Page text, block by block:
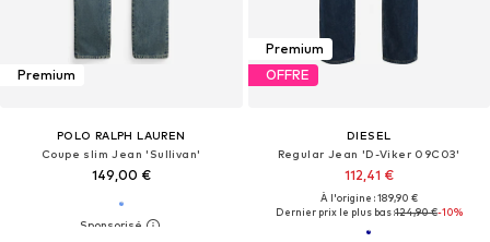
Premium
POLO RALPH LAUREN
Coupe slim Jean 'Sullivan'
149,00 €
Premium
OFFRE
DIESEL
Regular Jean 'D-Viker 09C03'
112,41 €
À l'origine : 189,90 €
Dernier prix le plus bas :124,90 €-10%